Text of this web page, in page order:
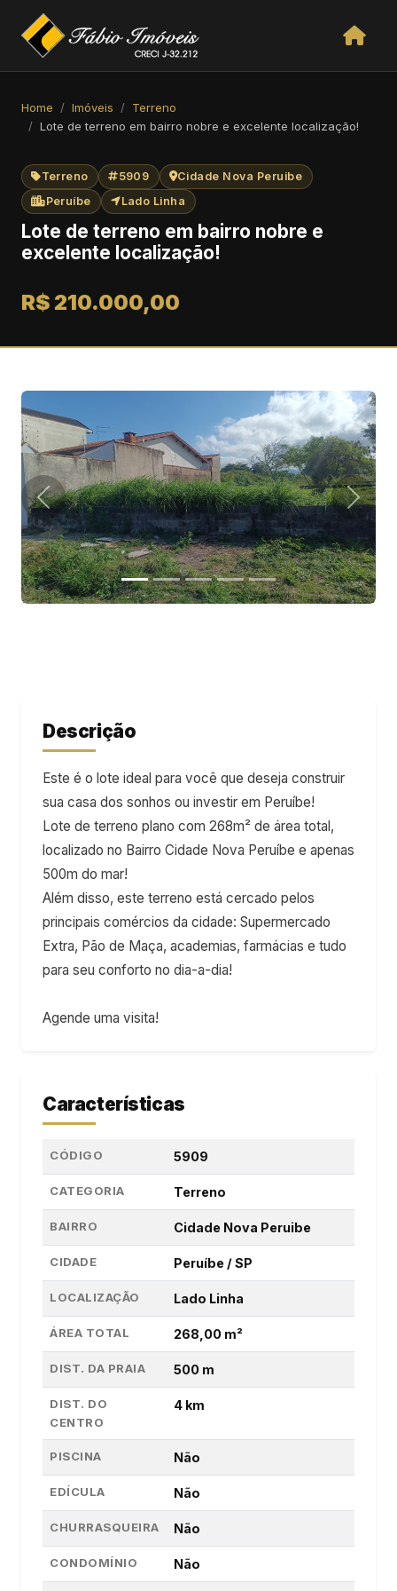
Home Imóveis
Terreno
Lote de terreno em bairro nobre e excelente localização!
Terreno 5909
Cidade Nova Peruibe
Peruíbe
Lado Linha
Lote de terreno em bairro nobre e
excelente localização!
R$ 210.000,00
Descrição
Este é o lote ideal para você que deseja construir
sua casa dos sonhos ou investir em Peruíbe!
Lote de terreno plano com 268m² de área total,
localizado no Bairro Cidade Nova Peruíbe e apenas
500m do mar!
Além disso, este terreno está cercado pelos
principais comércios da cidade: Supermercado
Extra, Pão de Maça, academias, farmácias e tudo
para seu conforto no dia-a-dia!
Agende uma visita!
Características
CÓDIGO 5909
CATEGORIA Terreno
BAIRRO Cidade Nova Peruibe
CIDADE Peruíbe / SP
LOCALIZAÇÃO Lado Linha
ÁREA TOTAL 268,00 m²
DIST. DA PRAIA 500 m
DIST. DO
CENTRO
4 km
PISCINA Não
EDÍCULA Não
CHURRASQUEIRA Não
CONDOMÍNIO Não